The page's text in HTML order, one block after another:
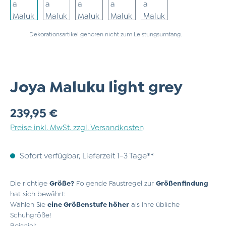
Dekorationsartikel gehören nicht zum Leistungsumfang.
Joya Maluku light grey
Regulärer Preis:
239,95 €
Preise inkl. MwSt. zzgl. Versandkosten
Sofort verfügbar, Lieferzeit 1-3 Tage**
Die richtige Größe? Folgende Faustregel zur Größenfindung
hat sich bewährt:
Wählen Sie eine Größenstufe höher als Ihre übliche
Schuhgröße!